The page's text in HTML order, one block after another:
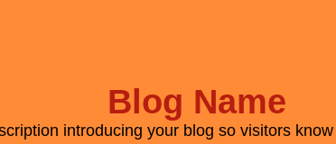
Blog Name
introducing your blog so visitors